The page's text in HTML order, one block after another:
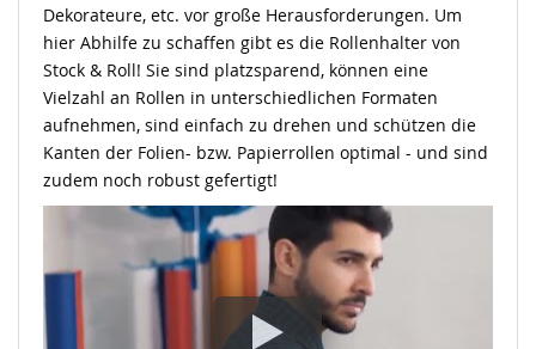
Dekorateure, etc. vor große Herausforderungen. Um
hier Abhilfe zu schaffen gibt es die Rollenhalter von
Stock & Roll! Sie sind platzsparend, können eine
Vielzahl an Rollen in unterschiedlichen Formaten
aufnehmen, sind einfach zu drehen und schützen die
Kanten der Folien- bzw. Papierrollen optimal - und sind
zudem noch robust gefertigt!